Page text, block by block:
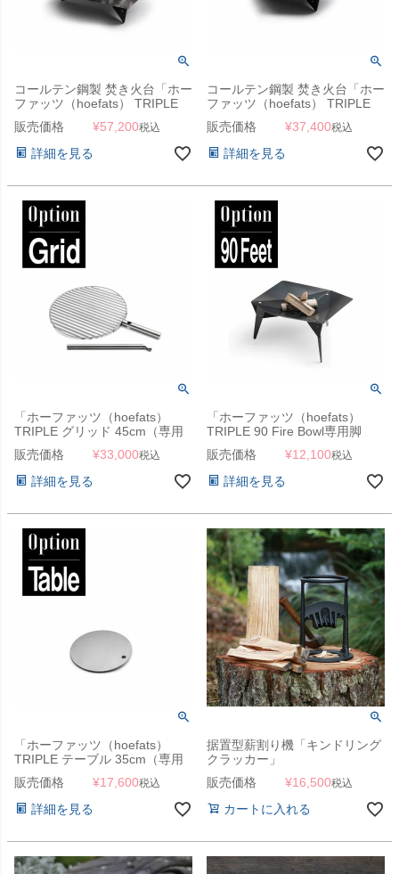
コールテン鋼製 焚き火台「ホー
ファッツ（hoefats） TRIPLE
ファイヤーボウル 90cm」
販売価格 ¥57,200税込
詳細を見る
コールテン鋼製 焚き火台「ホー
ファッツ（hoefats） TRIPLE
ファイヤーボウル 65cm」
販売価格 ¥37,400税込
詳細を見る
「ホーファッツ（hoefats）
TRIPLE グリッド 45cm（専用
グリル網）」
販売価格 ¥33,000税込
詳細を見る
「ホーファッツ（hoefats）
TRIPLE 90 Fire Bowl専用脚
TRIPLE 90 Feet」
販売価格 ¥12,100税込
詳細を見る
「ホーファッツ（hoefats）
TRIPLE テーブル 35cm（専用
ホットプレート）」
販売価格 ¥17,600税込
詳細を見る
据置型薪割り機「キンドリング
クラッカー」
販売価格
¥16,500税込
カートに入れる